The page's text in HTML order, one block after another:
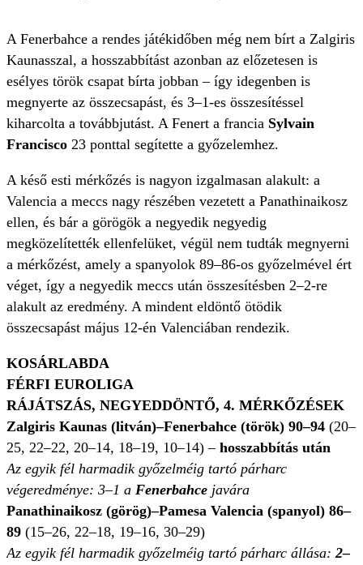
A Fenerbahce a rendes játékidőben még nem bírt a Zalgiris
Kaunasszal, a hosszabbítást azonban az előzetesen is
esélyes török csapat bírta jobban – így idegenben is
megnyerte az összecsapást, és 3–1-es összesítéssel
kiharcolta a továbbjutást. A Fenert a francia Sylvain
Francisco 23 ponttal segítette a győzelemhez.
A késő esti mérkőzés is nagyon izgalmasan alakult: a
Valencia a meccs nagy részében vezetett a Panathinaikosz
ellen, és bár a görögök a negyedik negyedig
megközelítették ellenfelüket, végül nem tudták megnyerni
a mérkőzést, amely a spanyolok 89–86-os győzelmével ért
véget, így a negyedik meccs után összesítésben 2–2-re
alakult az eredmény. A mindent eldöntő ötödik
összecsapást május 12-én Valenciában rendezik.
KOSÁRLABDA
FÉRFI EUROLIGA
RÁJÁTSZÁS, NEGYEDDÖNTŐ, 4. MÉRKŐZÉSEK
Zalgiris Kaunas (litván)–Fenerbahce (török) 90–94 (20–
25, 22–22, 20–14, 18–19, 10–14) – hosszabbítás után
Az egyik fél harmadik győzelméig tartó párharc
végeredménye: 3–1 a Fenerbahce javára
Panathinaikosz (görög)–Pamesa Valencia (spanyol) 86–
89 (15–26, 22–18, 19–16, 30–29)
Az egyik fél harmadik győzelméig tartó párharc állása:2–